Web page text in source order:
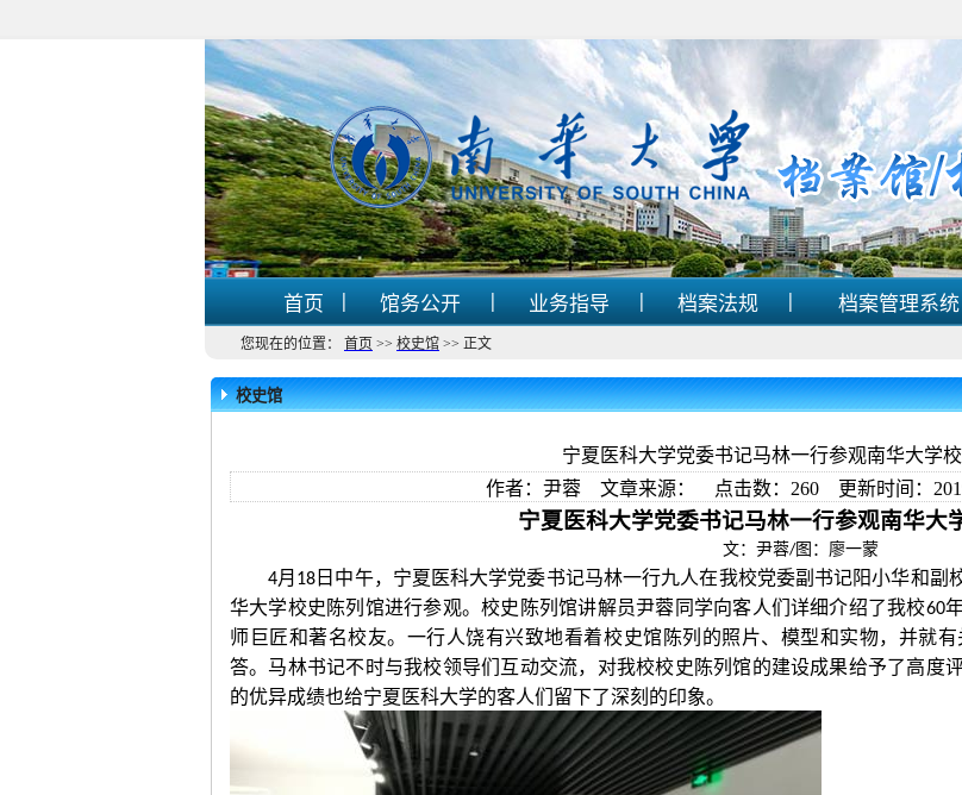
首页 | 馆务公开 | 业务指导 | 档案法规 | 档案管理系
您现在的位置： 首页 >> 校史馆 >> 正文
校史馆
宁夏医科大学党委书记马林一行参观南华大学
作者：尹蓉 文章来源： 点击数： 260 更新时间：
宁夏医科大学党委书记马林一行参观南华大
文：尹蓉/图：廖一蒙
4月 18 日中午，宁夏医科大学党委书记马林一行九人在我校党委副书记阳小华和
华大学校史陈列馆进行参观。校史陈列馆讲解员尹蓉同学向客人们详细介绍了我校60
师巨匠和著名校友。一行人饶有兴致地看着校史馆陈列的照片、模型和实物，并就
答。马林书记不时与我校领导们互动交流，对我校校史陈列馆的建设成果给予了高度
的优异成绩也给宁夏医科大学的客人们留下了深刻的印象。